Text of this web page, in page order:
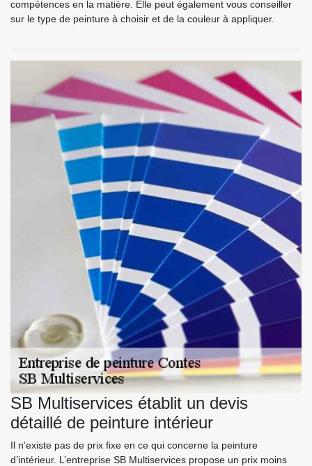
compétences en la matière. Elle peut également vous conseiller
sur le type de peinture à choisir et de la couleur à appliquer.
SB Multiservices établit un devis
détaillé de peinture intérieur
Il n’existe pas de prix fixe en ce qui concerne la peinture
d’intérieur. L’entreprise SB Multiservices propose un prix moins